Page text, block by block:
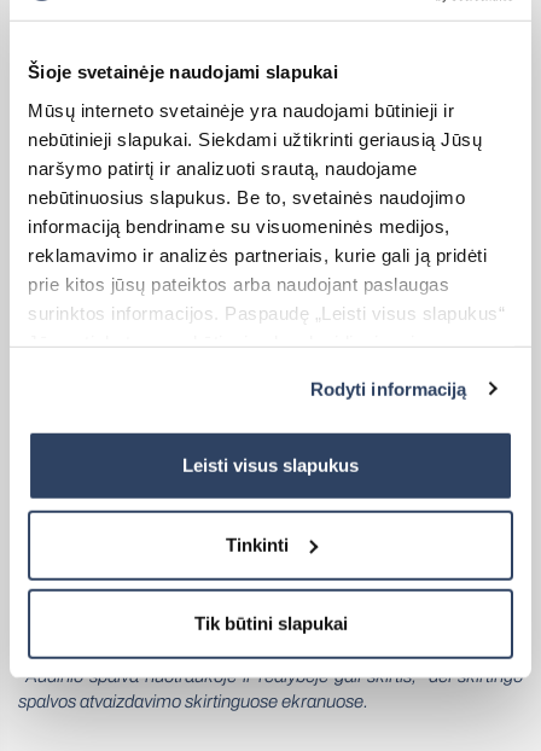
Šioje svetainėje naudojami slapukai
Mūsų interneto svetainėje yra naudojami būtinieji ir
nebūtinieji slapukai. Siekdami užtikrinti geriausią Jūsų
naršymo patirtį ir analizuoti srautą, naudojame
nebūtinuosius slapukus. Be to, svetainės naudojimo
informaciją bendriname su visuomeninės medijos,
reklamavimo ir analizės partneriais, kurie gali ją pridėti
prie kitos jūsų pateiktos arba naudojant paslaugas
surinktos informacijos. Paspaudę „Leisti visus slapukus“
paspauskite mygtuką „Rodyti informaciją“ šioje juostoje.
Daugiau informacijos rasite UAB „Dextera“ Slapukų
Rodyti informaciją
Leisti visus slapukus
Tinkinti
Tik būtini slapukai
Kaina:43,00€
Original
price
was:
43,00 €.
19,99
Current
price
is:
19,99 €.
Roletas I DIENA-NAKTIS
*Audinio spalva nuotraukoje ir realybėje gali skirtis, dėl skirtingo
spalvos atvaizdavimo skirtinguose ekranuose.